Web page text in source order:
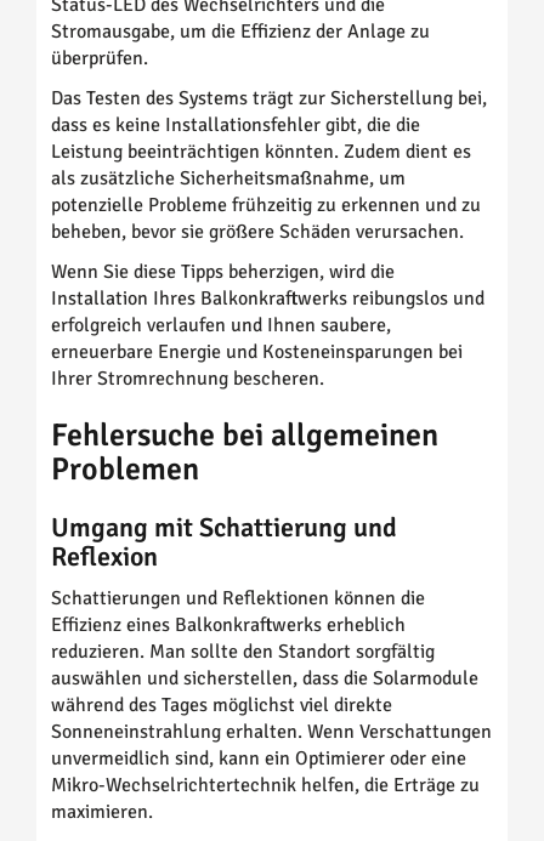
Status-LED des Wechselrichters und die
Stromausgabe, um die Effizienz der Anlage zu
überprüfen.
Das Testen des Systems trägt zur Sicherstellung bei,
dass es keine Installationsfehler gibt, die die
Leistung beeinträchtigen könnten. Zudem dient es
als zusätzliche Sicherheitsmaßnahme, um
potenzielle Probleme frühzeitig zu erkennen und zu
beheben, bevor sie größere Schäden verursachen.
Wenn Sie diese Tipps beherzigen, wird die
Installation Ihres Balkonkraftwerks reibungslos und
erfolgreich verlaufen und Ihnen saubere,
erneuerbare Energie und Kosteneinsparungen bei
Ihrer Stromrechnung bescheren.
Fehlersuche bei allgemeinen
Problemen
Umgang mit Schattierung und
Reflexion
Schattierungen und Reflektionen können die
Effizienz eines Balkonkraftwerks erheblich
reduzieren. Man sollte den Standort sorgfältig
auswählen und sicherstellen, dass die Solarmodule
während des Tages möglichst viel direkte
Sonneneinstrahlung erhalten. Wenn Verschattungen
unvermeidlich sind, kann ein Optimierer oder eine
Mikro-Wechselrichtertechnik helfen, die Erträge zu
maximieren.